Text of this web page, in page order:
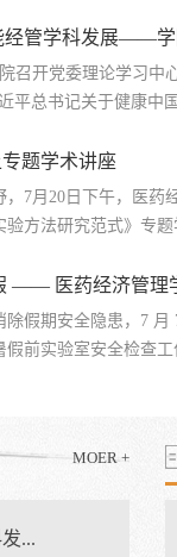
召开党委理论学习中
平总书记关于健康中
题学术讲座
7月20日下午，医药
方法研究范式》专
假期安全隐患，7 月
前实验室安全检查工
MOER +
...